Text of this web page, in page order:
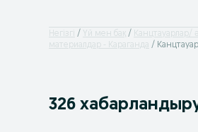
Негізгі Үй мен бақ Канцтауарлар/
материалдар - Караганда
326